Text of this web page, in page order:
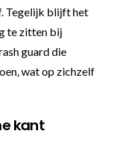
Tegelijk blijft het
te zitten bij
guard die
wat op zichzelf
kant